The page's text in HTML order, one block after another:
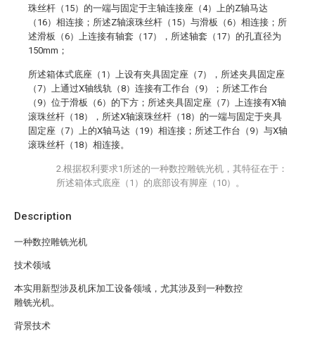
Description
一种数控雕铣光机
技术领域
本实用新型涉及机床加工设备领域，尤其涉及到一种数控
雕铣光机。
背景技术
珠丝杆（15）的一端与固定于主轴连接座（4）上的Z轴马达
（16）相连接；所述Z轴滚珠丝杆（15）与滑板（6）相连接；所
述滑板（6）上连接有轴套（17），所述轴套（17）的孔直径为
150mm；
所述箱体式底座（1）上设有夹具固定座（7），所述夹具固定座
（7）上通过X轴线轨（8）连接有工作台（9）；所述工作台
（9）位于滑板（6）的下方；所述夹具固定座（7）上连接有X轴
滚珠丝杆（18），所述X轴滚珠丝杆（18）的一端与固定于夹具
固定座（7）上的X轴马达（19）相连接；所述工作台（9）与X轴
滚珠丝杆（18）相连接。
2.根据权利要求1所述的一种数控雕铣光机，其特征在于：
所述箱体式底座（1）的底部设有脚座（10）。